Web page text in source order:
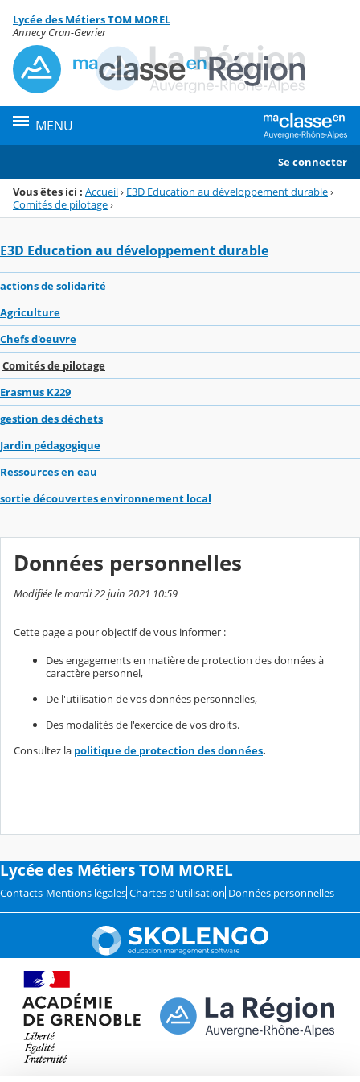
Menu de la rubrique
Contenu
Lycée des Métiers TOM MOREL
Annecy Cran-Gevrier
MENU
Se connecter
Vous êtes ici : Accueil› E3D Education au développement durable›
Comités de pilotage›
E3D Education au développement durable
actions de solidarité
Agriculture
Chefs d'oeuvre
Comités de pilotage
Erasmus K229
gestion des déchets
Jardin pédagogique
Ressources en eau
sortie découvertes environnement local
Données personnelles
Modifiée le mardi 22 juin 2021 10:59
Cette page a pour objectif de vous informer :
Des engagements en matière de protection des données à
caractère personnel,
De l'utilisation de vos données personnelles,
Des modalités de l'exercice de vos droits.
Consultez la politique de protection des données.
Lycée des Métiers TOM MOREL
Contacts Mentions légales Chartes d'utilisation Données personnelles